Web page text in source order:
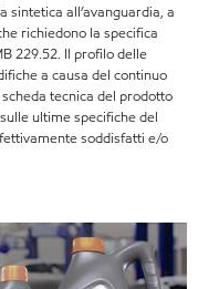
sintetica all’avanguardia, a
richiedono la specifica
229.52. Il profilo delle
a causa del continuo
tecnica del prodotto
ultime specifiche del
soddisfatti e/o